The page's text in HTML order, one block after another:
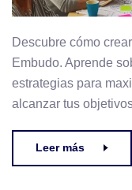
Descubre cómo
Embudo. Aprende
estrategias para
alcanzar tus
Leer más